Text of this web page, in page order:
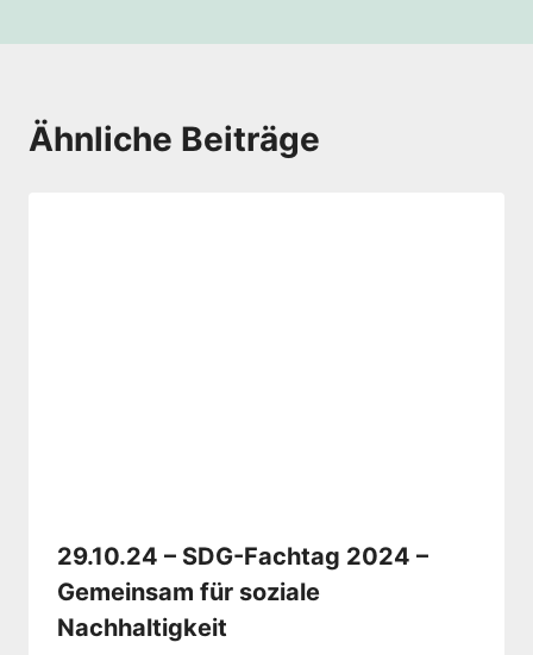
Ähnliche Beiträge
29.10.24 – SDG-Fachtag 2024 –
Gemeinsam für soziale
Nachhaltigkeit